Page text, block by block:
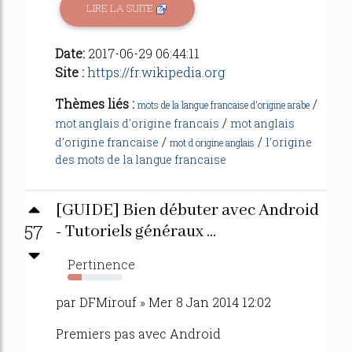
LIRE LA SUITE
Date: 2017-06-29 06:44:11
Site :https://fr.wikipedia.org
Thèmes liés : mots de la langue francaise d'origine arabe /
mot anglais d'origine francais / mot anglais
d'origine francaise / mot d origine anglais / l'origine
des mots de la langue francaise
57
[GUIDE] Bien débuter avec Android
- Tutoriels généraux ...
Pertinence
25%
par DFMirouf » Mer 8 Jan 2014 12:02
Premiers pas avec Android